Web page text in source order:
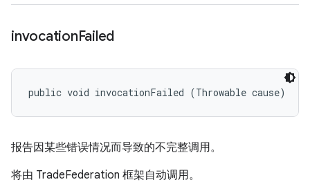
invocationFailed
public void invocationFailed (Throwable cause)
报告因某些错误情况而导致的不完整调用。
将由 TradeFederation 框架自动调用。